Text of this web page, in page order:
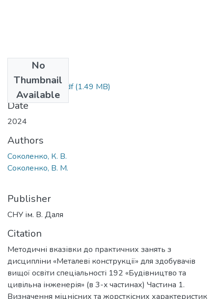
No
Thumbnail
Available
МК_МВПЗ_Ч1.pdf(1.49 MB)
Date
2024
Authors
Соколенко, К. В.
Соколенко, В. М.
Publisher
СНУ ім. В. Даля
Citation
Методичні вказівки до практичних занять з
дисципліни «Металеві конструкції» для здобувачів
вищої освіти спеціальності 192 «Будівництво та
цивільна інженерія» (в 3-x частинах) Частина 1.
Визначення міцнісних та жорсткісних характеристик